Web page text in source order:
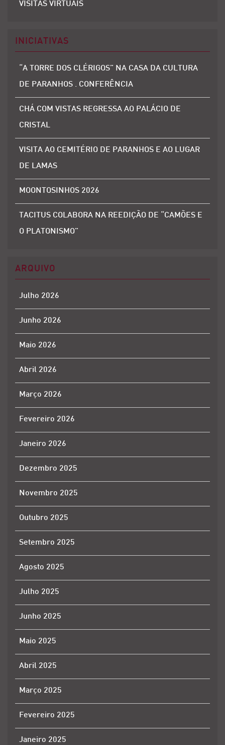
VISITAS VIRTUAIS
INICIATIVAS
“A TORRE DOS CLÉRIGOS” NA CASA DA CULTURA
DE PARANHOS . CONFERÊNCIA
CHÁ COM VISTAS REGRESSA AO PALÁCIO DE
CRISTAL
VISITA AO CEMITÉRIO DE PARANHOS E AO LUGAR
DE LAMAS
MOONTOSINHOS 2026
TACITUS COLABORA NA REEDIÇÃO DE “CAMÕES E
O PLATONISMO”
ARQUIVO
Julho 2026
Junho 2026
Maio 2026
Abril 2026
Março 2026
Fevereiro 2026
Janeiro 2026
Dezembro 2025
Novembro 2025
Outubro 2025
Setembro 2025
Agosto 2025
Julho 2025
Junho 2025
Maio 2025
Abril 2025
Março 2025
Fevereiro 2025
Janeiro 2025